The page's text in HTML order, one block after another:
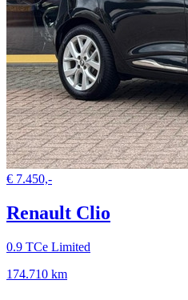
€ 7.450,-
Renault Clio
0.9 TCe Limited
174.710 km